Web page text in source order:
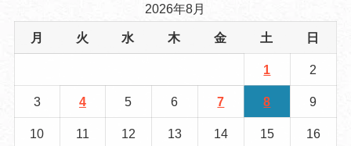
2026年8月
月 火 水 木 金 土 日
1 2
3 4 5 6 7 8 9
10 11 12 13 14 15 16